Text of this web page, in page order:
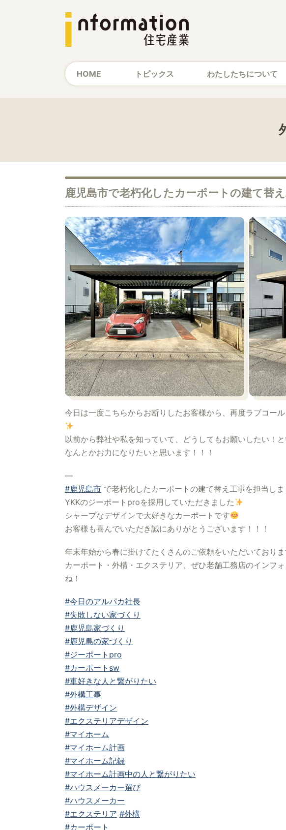
HOME トピックス わたしたちについて
鹿児島市で老朽化したカーポートの建て替
今日は一度こちらからお断りしたお客様から、再度ラブコー
以前から弊社や私を知っていて、どうしてもお願いしたい！
なんとかお力になりたいと思います！！！
—
#鹿児島市 で老朽化したカーポートの建て替え工事を担当しま
YKKのジーポートproを採用していただきました
シャープなデザインで大好きなカーポートです
お客様も喜んでいただき誠にありがとうございます！！！
年末年始から春に掛けてたくさんのご依頼をいただいており
カーポート・外構・エクステリア、ぜひ老舗工務店のインフ
ね！
#今日のアルパカ社長
#失敗しない家づくり
#鹿児島家づくり
#鹿児島の家づくり
#ジーポートpro
#カーポートsw
#車好きな人と繋がりたい
#外構工事
#外構デザイン
#エクステリアデザイン
#マイホーム
#マイホーム計画
#マイホーム記録
#マイホーム計画中の人と繋がりたい
#ハウスメーカー選び
#ハウスメーカー
#エクステリア #外構
#カーポート